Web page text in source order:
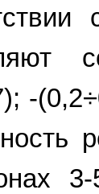
-